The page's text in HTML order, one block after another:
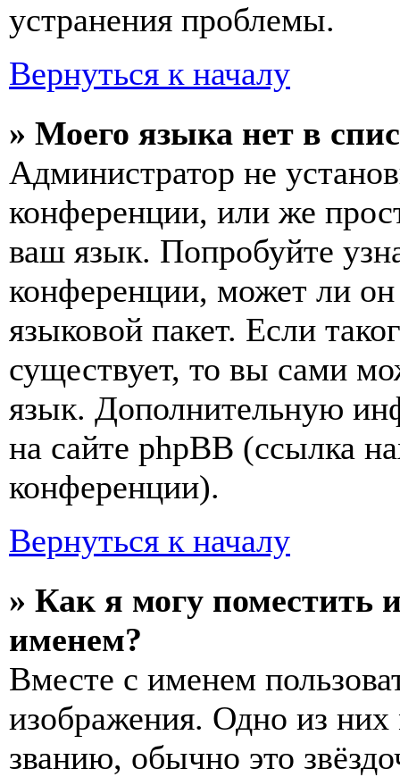
устранения проблемы.
Вернуться к началу
» Моего языка нет в
Администратор не
конференции, или же
ваш язык. Попробуйте
конференции, может ли
языковой пакет. Если
существует, то вы сами
язык. Дополнительную
на сайте phpBB (ссылка
конференции).
Вернуться к началу
» Как я могу поместить
именем?
Вместе с именем
изображения. Одно из
званию, обычно это